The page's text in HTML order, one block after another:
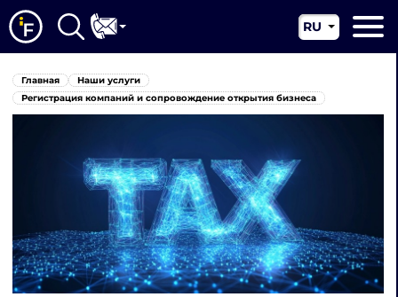
О нас
Новости
Юрисдикции
Контакты
RU
EN
Главная
Наши услуги
Регистрация компаний и сопровождение открытия бизнеса